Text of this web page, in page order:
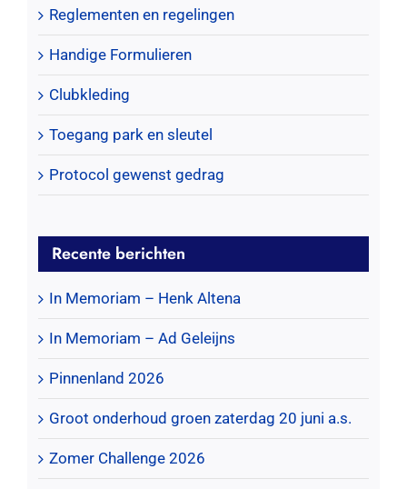
Reglementen en regelingen
Handige Formulieren
Clubkleding
Toegang park en sleutel
Protocol gewenst gedrag
Recente berichten
In Memoriam – Henk Altena
In Memoriam – Ad Geleijns
Pinnenland 2026
Groot onderhoud groen zaterdag 20 juni a.s.
Zomer Challenge 2026